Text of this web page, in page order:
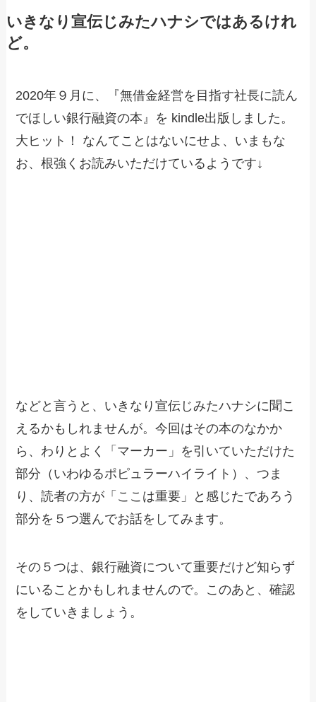
いきなり宣伝じみたハナシではあるけれ
ど。
2020年９月に、『無借金経営を目指す社長に読ん
でほしい銀行融資の本』を kindle出版しました。
大ヒット！ なんてことはないにせよ、いまもな
お、根強くお読みいただけているようです↓
などと言うと、いきなり宣伝じみたハナシに聞こ
えるかもしれませんが。今回はその本のなかか
ら、わりとよく「マーカー」を引いていただけた
部分（いわゆるポピュラーハイライト）、つま
り、読者の方が「ここは重要」と感じたであろう
部分を５つ選んでお話をしてみます。
その５つは、銀行融資について重要だけど知らず
にいることかもしれませんので。このあと、確認
をしていきましょう。